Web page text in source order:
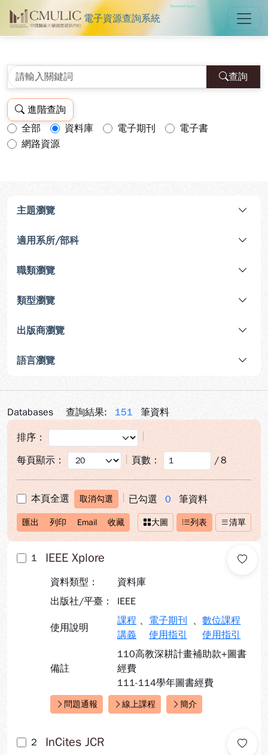
中國醫藥大學圖書館電子資源查
電子資源查詢系統
查詢
進階查詢
查詢模式：
全部 資料庫 電子期刊
電子書
網路資源
主題瀏覽
適用系所/部科
職類瀏覽
類型瀏覽
出版商瀏覽
語言瀏覽
Databases 查詢結果: 151 筆資料
排序：
每頁顯示：
頁數： /8
本頁全選 取消勾選 已勾選 0 筆資料
匯出 列印 Email 收藏 大圖 列表 清單
1 IEEE Xplore
資料類型：
資料庫
出版社/平臺：
IEEE
使用說明
課程
講義
、 電子期刊
使用指引
、數位課程
使用指引
備註
110高教深耕計畫補助款+圖書
經費
111-114學年圖書經費
快速連結：
問題通報 線上課程 簡介
2 InCites JCR